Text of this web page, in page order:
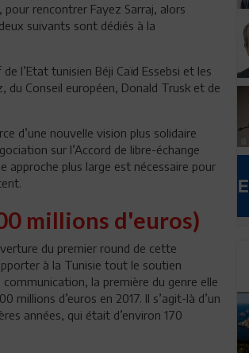
rencontrer Fayez Sarraj, alors
suivants sont dédiés à la
l’Etat tunisien Béji Caïd Essebsi et les
Conseil européen, Donald Trusk et de
d’une nouvelle vision plus solidaire
sur l’Accord de libre-échange
approche plus large est nécessaire pour
millions d'euros)
du premier round de cette
à la Tunisie tout le soutien
la première du genre elle
millions d’euros en 2017. Il s’agit-là d’un
années, qui était d’environ 170